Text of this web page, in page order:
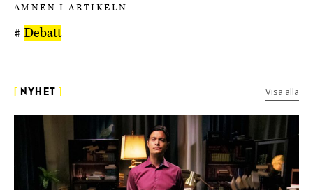
ÄMNEN I ARTIKELN
# Debatt
NYHET Visa alla